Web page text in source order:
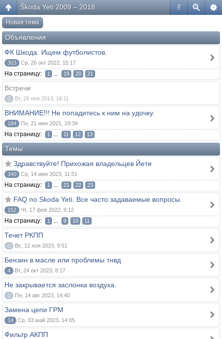
#
Škoda Yeti 2009 – 2018
Новая тема
Объявления
ФК Шкода. Ищем футболистов.
303 Ср, 26 окт 2022, 15:17
На страницу: 1 ... 19 20 21
Встречи
0 Вт, 26 ноя 2013, 16:11
ВНИМАНИЕ!!! Не попадитесь к ним на удочку.
184 Пн, 21 июн 2021, 19:34
На страницу: 1 ... 11 12 13
Темы
Здравствуйте! Прихожая владельцев Йети
340 Ср, 14 июн 2023, 11:51
На страницу: 1 ... 21 22 23
FAQ по Skoda Yeti. Все часто задаваемые вопросы.
152 Чт, 17 фев 2022, 9:12
На страницу: 1 ... 9 10 11
Течет РКПП
0 Вс, 12 ноя 2023, 9:51
Бензин в масле или проблемы тнвд
4 Вт, 24 окт 2023, 8:17
Не закрывается заслонка воздуха.
0 Пн, 14 авг 2023, 14:40
Замена цепи ГРМ
14 Ср, 03 май 2023, 14:05
Фильтр АКПП